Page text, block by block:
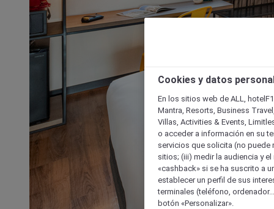
Cookies y datos
En los sitios web de ALL,
Mantra, Resorts, Business
Villas, Activities & Events,
o acceder a información en su
servicios que solicita (no puede
sitios; (iii) medir la audiencia y
«cashback» si se ha suscrito a
establecer un perfil de sus
terminales (teléfono,
botón «Personalizar».